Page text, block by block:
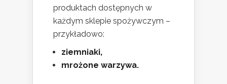
produktach dostępnych w
każdym sklepie spożywczym –
przykładowo:
ziemniaki,
mrożone warzywa.